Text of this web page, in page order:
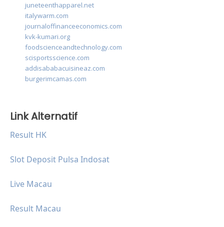
juneteenthapparel.net
italywarm.com
journaloffinanceeconomics.com
kvk-kumari.org
foodscienceandtechnology.com
scisportsscience.com
addisababacuisineaz.com
burgerimcamas.com
Link Alternatif
Result HK
Slot Deposit Pulsa Indosat
Live Macau
Result Macau